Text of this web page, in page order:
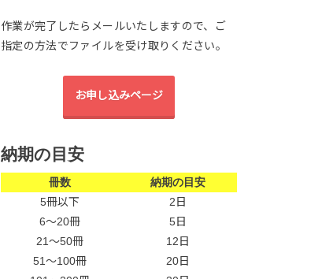
作業が完了したらメールいたしますので、ご
指定の方法でファイルを受け取りください。
お申し込みページ
納期の目安
冊数 納期の目安
5冊以下
2日
6〜20冊
5日
21〜50冊
12日
51〜100冊
20日